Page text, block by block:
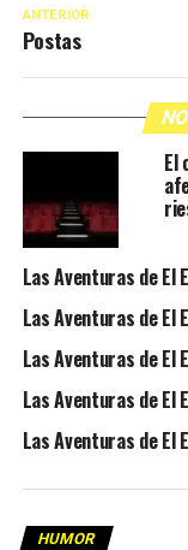
ANTERIOR
Postas
El
Las Aventuras de El
Las Aventuras de El
Las Aventuras de El
Las Aventuras de El
Las Aventuras de El
HUMOR